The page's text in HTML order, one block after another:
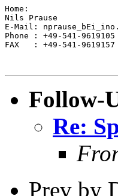
Home:
Nils Prause
E-Mail:
Phone : +49-541-
FAX   : +49-541-
Follow-
Re:
Prev by